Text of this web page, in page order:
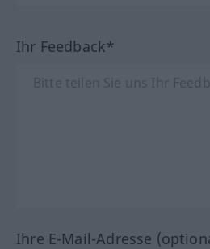
Ihr Feedback*
Ihre E-Mail-Adresse